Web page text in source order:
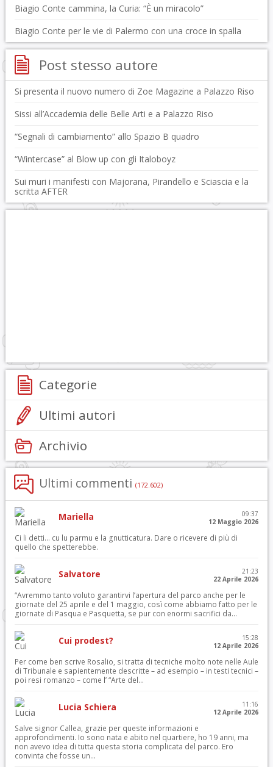
Biagio Conte cammina, la Curia: “È un miracolo”
Biagio Conte per le vie di Palermo con una croce in spalla
Post stesso autore
Si presenta il nuovo numero di Zoe Magazine a Palazzo Riso
Sissi all’Accademia delle Belle Arti e a Palazzo Riso
“Segnali di cambiamento” allo Spazio B quadro
“Wintercase” al Blow up con gli Italoboyz
Sui muri i manifesti con Majorana, Pirandello e Sciascia e la
scritta AFTER
Categorie
Ultimi autori
Archivio
Ultimi commenti (172.602)
Mariella
09:37
12 Maggio 2026
Ci li detti… cu lu parmu e la gnutticatura. Dare o ricevere di più di
quello che spetterebbe.
Salvatore
21:23
22 Aprile 2026
“Avremmo tanto voluto garantirvi l’apertura del parco anche per le
giornate del 25 aprile e del 1 maggio, così come abbiamo fatto per le
giornate di Pasqua e Pasquetta, se pur con enormi sacrifici da...
Cui prodest?
15:28
12 Aprile 2026
Per come ben scrive Rosalio, si tratta di tecniche molto note nelle Aule
di Tribunale e sapientemente descritte – ad esempio – in testi tecnici –
poi resi romanzo – come l’ “Arte del...
Lucia Schiera
11:16
12 Aprile 2026
Salve signor Callea, grazie per queste informazioni e
approfondimenti. Io sono nata e abito nel quartiere, ho 19 anni, ma
non avevo idea di tutta questa storia complicata del parco. Ero
convinta che fosse un...